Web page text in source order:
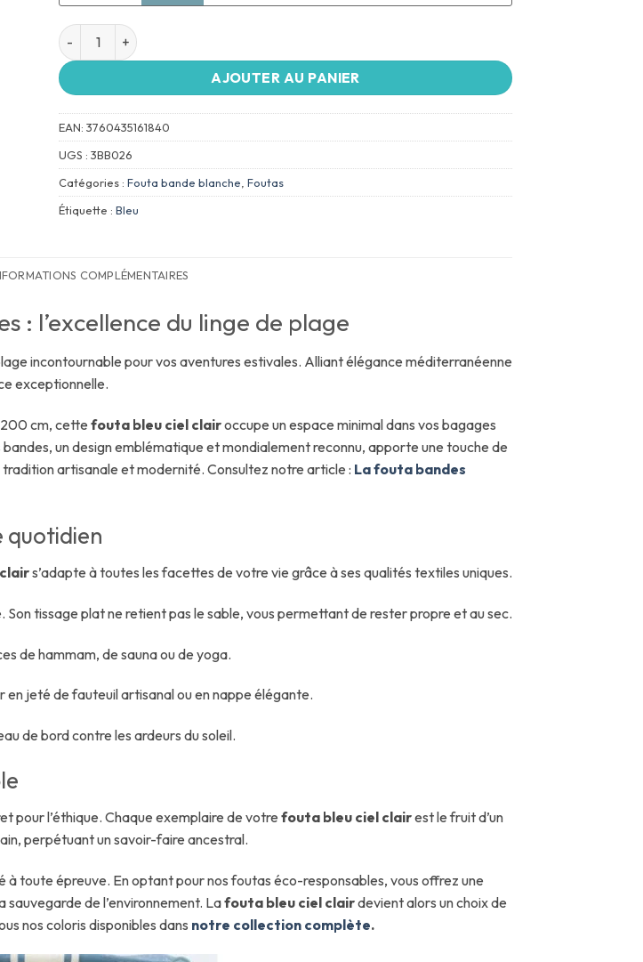
AJOUTER AU PANIER
EAN: 3760435161840
UGS : 3BB026
Catégories : Fouta bande blanche, Foutas
Étiquette : Bleu
COMPLÉMENTAIRES
: l’excellence du linge de plage
incontournable pour vos aventures estivales. Alliant élégance méditerranéenne
exceptionnelle.
200 cm, cette fouta bleu ciel clairoccupe un espace minimal dans vos bagages
un design emblématique et mondialement reconnu, apporte une touche de
artisanale et modernité. Consultez notre article : La fouta bandes
quotidien
s’adapte à toutes les facettes de votre vie grâce à ses qualités textiles uniques.
tissage plat ne retient pas le sable, vous permettant de rester propre et au sec.
de hammam, de sauna ou de yoga.
jeté de fauteuil artisanal ou en nappe élégante.
de bord contre les ardeurs du soleil.
pour l’éthique. Chaque exemplaire de votre fouta bleu ciel clairest le fruit d’un
perpétuant un savoir-faire ancestral.
à toute épreuve. En optant pour nos foutas éco-responsables, vous offrez une
de l’environnement. Lafouta bleu ciel clairdevient alors un choix de
nos coloris disponibles dans notre collection complète.